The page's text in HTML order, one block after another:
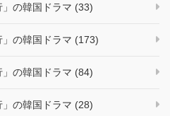
の韓国ドラマ (33)
の韓国ドラマ (173)
の韓国ドラマ (84)
の韓国ドラマ (28)